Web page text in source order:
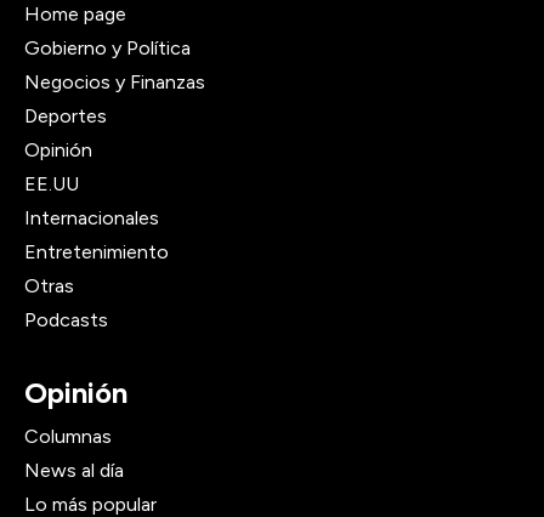
Home page
Gobierno y Política
Negocios y Finanzas
Deportes
Opinión
EE.UU
Internacionales
Entretenimiento
Otras
Podcasts
Opinión
Columnas
News al día
Lo más popular